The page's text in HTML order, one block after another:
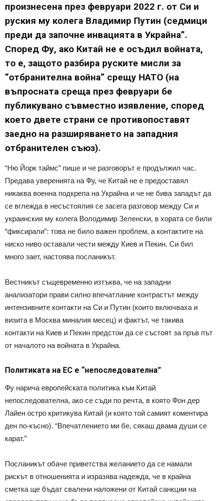
произнесена през февруари 2022 г. от Си и
руския му колега Владимир Путин (седмици
преди да започне инвацията в Украйна”.
Според Фу, ако Китай не е осъдил войната,
то е, защото разбира руските мисли за
“отбранителна война” срещу НАТО (на
въпросната среща през февруари бе
публикувано съвместно изявление, според
което двете страни се противопоставят
заедно на разширяването на западния
отбранителен съюз).
“Ню Йорк таймс” пише и че разговорът е продължил час.
Предава уверенията на Фу, че Китай не е предоставял
никаква военна подкрепа на Украйна и че не бива западът да
се вглежда в несъстоялия се засега разговор между Си и
украинския му колега Володимир Зеленски, в хората се били
“фиксирали”: това не било важен проблем, а контактите на
ниско ниво оставали чести между Киев и Пекин. Си бил
много зает, настоява посланикът.
Вестникът същевременно изтъква, че на западни
анализатори прави силно впечатлание контрастът между
интензивните контакти на Си и Путин (които включваха и
визита в Москва миналия месец) и фактът, че такива
контакти на Киев и Пекин предстои да се състоят за пръв път
от началото на войната в Украйна.
Политиката на ЕС е “непоследователна”
Фу нарича европейската политика към Китай
непоследователна, ако се съди по речта, в която Фон дер
Лайен остро критикува Китай (и която той самият коментира
ден по-късно). “Впечатлението ми бе, сякаш двама души се
карат.”
Посланикът обаче приветства желанието да се намали
рискът в отношенията и изразява надежда, че в крайна
сметка ще бъдат свалени наложени от Китай санкции на